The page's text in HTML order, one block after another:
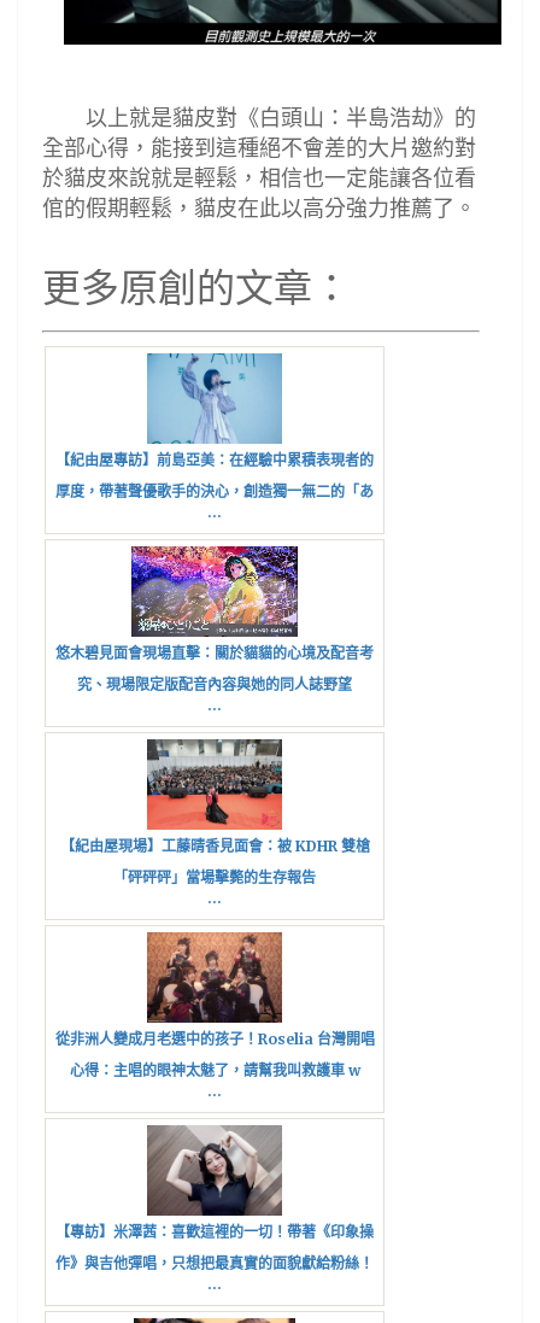
以上就是貓皮對《白頭山：半島浩劫》的
全部心得，能接到這種絕不會差的大片邀約對
於貓皮來說就是輕鬆，相信也一定能讓各位看
倌的假期輕鬆，貓皮在此以高分強力推薦了。
更多原創的文章：
【紀由屋專訪】前島亞美：在經驗中累積表現者的
厚度，帶著聲優歌手的決心，創造獨一無二的「あ
みた」
...
悠木碧見面會現場直擊：關於貓貓的心境及配音考
究、現場限定版配音內容與她的同人誌野望
...
【紀由屋現場】工藤晴香見面會：被 KDHR 雙槍
「砰砰砰」當場擊斃的生存報告
...
從非洲人變成月老選中的孩子！Roselia 台灣開唱
心得：主唱的眼神太魅了，請幫我叫救護車 w
...
【專訪】米澤茜：喜歡這裡的一切！帶著《印象操
作》與吉他彈唱，只想把最真實的面貌獻給粉絲！
...